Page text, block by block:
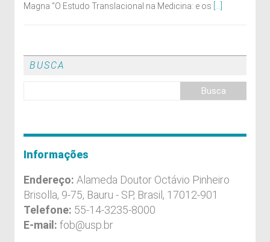
Magna “O Estudo Translacional na Medicina: e os
BUSCA
Informações
Endereço: Alameda Doutor Octávio Pinheiro
Brisolla, 9-75, Bauru - SP, Brasil, 17012-901
Telefone: 55-14-3235-8000
E-mail: fob@usp.br